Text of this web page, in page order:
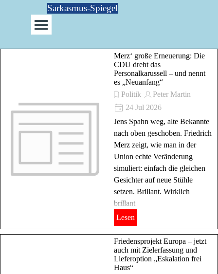
Direkt zum SeiteninhaltSarkasmus-Spiegel
Menü überspringen
Merz‘ große Erneuerung: Die
CDU dreht das
Personalkarussell – und nennt
es „Neuanfang“
Politik
Peter Martin
24 Jul 2026
Jens Spahn weg, alte Bekannte
nach oben geschoben. Friedrich
Merz zeigt, wie man in der
Union echte Veränderung
simuliert: einfach die gleichen
Gesichter auf neue Stühle
setzen. Brillant. Wirklich
brillant
Lesen
Friedensprojekt Europa – jetzt
auch mit Zielerfassung und
Lieferoption „Eskalation frei
Haus“